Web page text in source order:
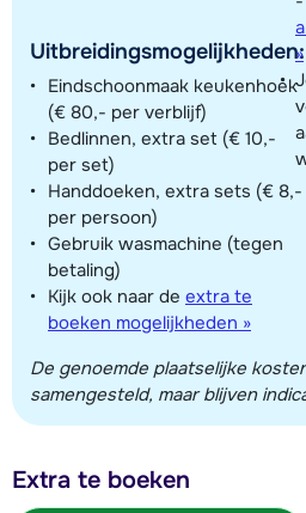
Uitbreidingsmogelijkheden:
Eindschoonmaak keukenhoek
(€ 80,- per verblijf)
Bedlinnen, extra set (€ 10,-
per set)
Handdoeken, extra sets (€ 8,-
per persoon)
Gebruik wasmachine (tegen
betaling)
Kijk ook naar de extra te
boeken mogelijkheden »
»
De genoemde plaatselijke
samengesteld, maar blijven
Extra te boeken